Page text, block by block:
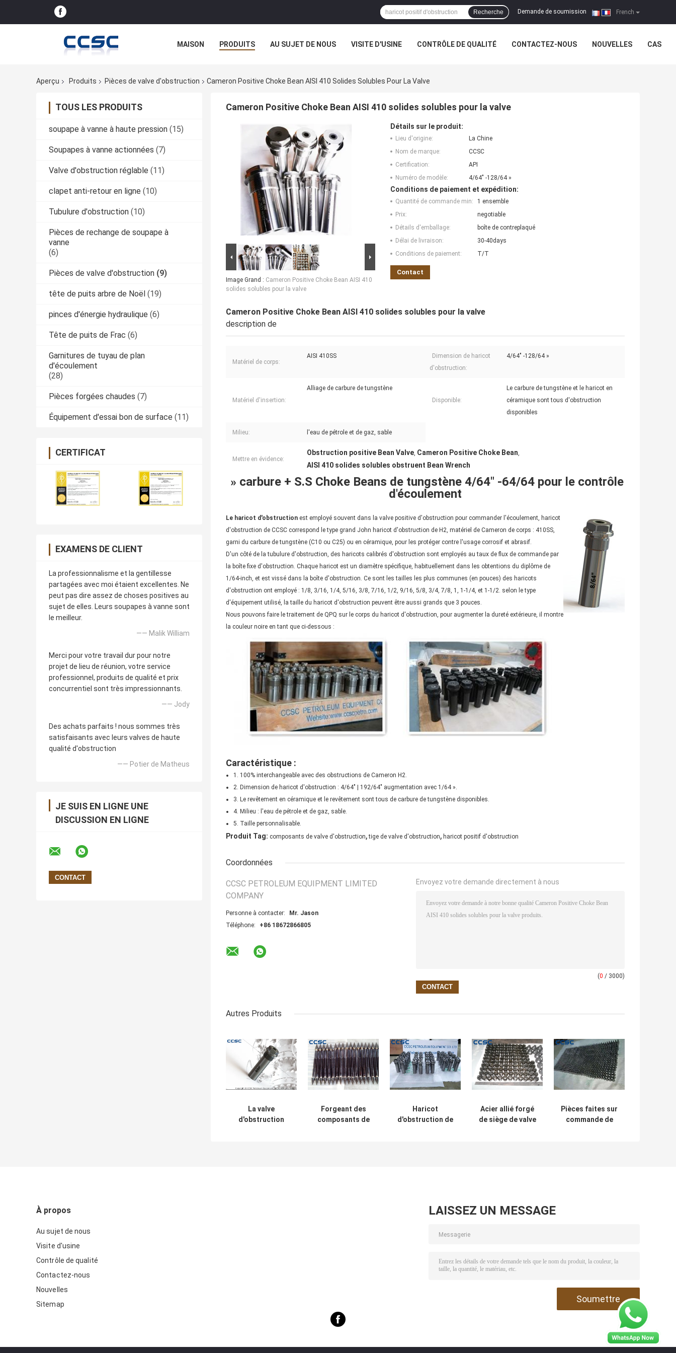
French
Demande de soumission |
Recherche
MAISON PRODUITS AU SUJET DE NOUS VISITE D'USINE CONTRÔLE DE QUALITÉ CONTACTEZ-NOUS NOUVELLES CAS
Aperçu Produits Pièces de valve d'obstruction Cameron Positive Choke Bean AISI 410 Solides Solubles Pour La Valve
TOUS LES PRODUITS
soupape à vanne à haute pression (15)
Soupapes à vanne actionnées (7)
Valve d'obstruction réglable (11)
clapet anti-retour en ligne (10)
Tubulure d'obstruction (10)
Pièces de rechange de soupape à
vanne
(6)
Pièces de valve d'obstruction (9)
tête de puits arbre de Noël (19)
pinces d'énergie hydraulique (6)
Tête de puits de Frac (6)
Garnitures de tuyau de plan
d'écoulement
(28)
Pièces forgées chaudes (7)
Équipement d'essai bon de surface (11)
CERTIFICAT
EXAMENS DE CLIENT
La professionnalisme et la gentillesse
partagées avec moi étaient excellentes. Ne
peut pas dire assez de choses positives au
sujet de elles. Leurs soupapes à vanne sont
le meilleur.
—— Malik William
Merci pour votre travail dur pour notre
projet de lieu de réunion, votre service
professionnel, produits de qualité et prix
concurrentiel sont très impressionnants.
—— Jody
Des achats parfaits ! nous sommes très
satisfaisants avec leurs valves de haute
qualité d'obstruction
—— Potier de Matheus
JE SUIS EN LIGNE UNE
DISCUSSION EN LIGNE
Cameron Positive Choke Bean AISI 410 solides solubles pour la valve
Image Grand : Cameron Positive Choke Bean AISI 410
solides solubles pour la valve
Détails sur le produit:
Lieu d'origine:
La Chine
Nom de marque:
CCSC
Certification:
API
Numéro de modèle:
4/64" -128/64 »
Conditions de paiement et expédition:
Quantité de commande min:
1 ensemble
Prix:
negotiable
Détails d'emballage:
boîte de contreplaqué
Délai de livraison:
30-40days
Conditions de paiement:
T/T
Contact
Cameron Positive Choke Bean AISI 410 solides solubles pour la valve
description de
Matériel de corps:
AISI 410SS
Dimension de haricot
d'obstruction:
4/64" -128/64 »
Matériel d'insertion:
Alliage de carbure de tungstène
Disponible:
Le carbure de tungstène et le haricot en
céramique sont tous d'obstruction
disponibles
Milieu: l'eau de pétrole et de gaz, sable
Mettre en évidence:
Obstruction positive Bean Valve, Cameron Positive Choke Bean,
AISI 410 solides solubles obstruent Bean Wrench
» carbure + S.S Choke Beans de tungstène 4/64" -64/64 pour le contrôle
d'écoulement
Le haricot d'obstruction est employé souvent dans la valve positive d'obstruction pour commander l'écoulement, haricot
d'obstruction de CCSC correspond le type grand John haricot d'obstruction de H2, matériel de Cameron de corps : 410SS,
garni du carbure de tungstène (C10 ou C25) ou en céramique, pour les protéger contre l'usage corrosif et abrasif.
D'un côté de la tubulure d'obstruction, des haricots calibrés d'obstruction sont employés au taux de flux de commande par
la boîte fixe d'obstruction. Chaque haricot est un diamètre spécifique, habituellement dans les obtentions du diplôme de
1/64-inch, et est vissé dans la boîte d'obstruction. Ce sont les tailles les plus communes (en pouces) des haricots
d'obstruction ont employé : 1/8, 3/16, 1/4, 5/16, 3/8, 7/16, 1/2, 9/16, 5/8, 3/4, 7/8, 1, 1-1/4, et 1-1/2. selon le type
d'équipement utilisé, la taille du haricot d'obstruction peuvent être aussi grands que 3 pouces.
Nous pouvons faire le traitement de QPQ sur le corps du haricot d'obstruction, pour augmenter la dureté extérieure, il montre
la couleur noire en tant que ci-dessous :
Caractéristique :
1. 100% interchangeable avec des obstructions de Cameron H2.
2. Dimension de haricot d'obstruction : 4/64" | 192/64" augmentation avec 1/64 ».
3. Le revêtement en céramique et le revêtement sont tous de carbure de tungstène disponibles.
4. Milieu : l'eau de pétrole et de gaz, sable.
5. Taille personnalisable.
Produit Tag: composants de valve d'obstruction, tige de valve d'obstruction, haricot positif d'obstruction
Coordonnées
CCSC PETROLEUM EQUIPMENT LIMITED
COMPANY
Personne à contacter:
Mr. Jason
Téléphone:
+86 18672866805
Envoyez votre demande directement à nous
(0 / 3000)
Autres Produits
La valve
d'obstruction
Forgeant des
composants de
Haricot
d'obstruction de
Acier allié forgé
de siège de valve
Pièces faites sur
commande de
À propos
Au sujet de nous
Visite d'usine
Contrôle de qualité
Contactez-nous
Nouvelles
Sitemap
LAISSEZ UN MESSAGE